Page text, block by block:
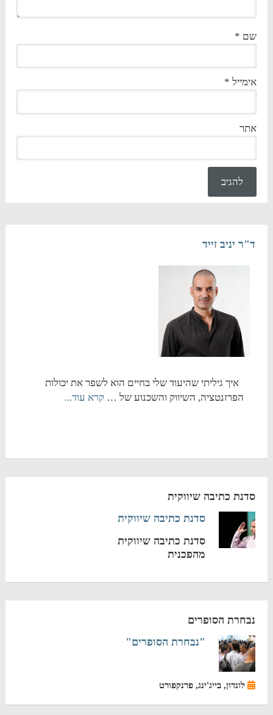
שם *
אימייל *
אתר
ד"ר יניב זייד
איך גיליתי שהיעוד שלי בחיים הוא לשפר את יכולות
הפרזנטציה, השיווק והשכנוע של … קרא עוד...
סדנת כתיבה שיווקית
סדנת כתיבה שיווקית
סדנת כתיבה שיווקית
מהפכנית
נבחרת הסופרים
"נבחרת הסופרים"
לונדון, בייג'ינג, פרנקפורט